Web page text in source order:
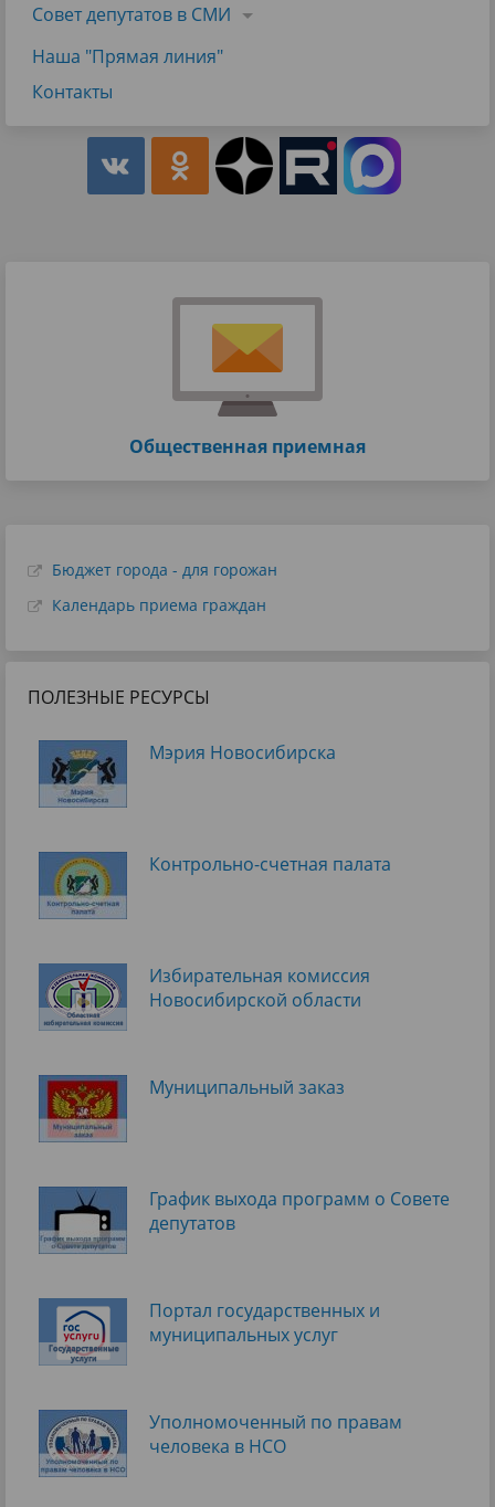
Совет депутатов в СМИ
Наша "Прямая линия"
Контакты
Общественная приемная
Бюджет города - для горожан
Календарь приема граждан
ПОЛЕЗНЫЕ РЕСУРСЫ
Мэрия Новосибирска
Контрольно-счетная палата
Избирательная комиссия
Новосибирской области
Муниципальный заказ
График выхода программ о Cовете
депутатов
Портал государственных и
муниципальных услуг
Уполномоченный по правам
человека в НСО